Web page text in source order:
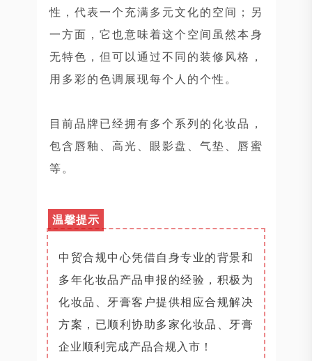
性，代表一个充满多元文化的空间；另
一方面，它也意味着这个空间虽然本身
无特色，但可以通过不同的装修风格，
用多彩的色调展现每个人的个性。
目前品牌已经拥有多个系列的化妆品，
包含唇釉、高光、眼影盘、气垫、唇蜜
等。
温馨提示
中贸合规中心凭借自身专业的背景和
多年化妆品产品申报的经验，积极为
化妆品、牙膏客户提供相应合规解决
方案，已顺利协助多家化妆品、牙膏
企业顺利完成产品合规入市！